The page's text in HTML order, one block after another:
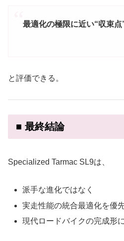
最適化の極限に近い“収束点
と評価できる。
■ 最終結論
Specialized Tarmac SL9は、
派手な進化ではなく
実走性能の統合最適化を優
現代ロードバイクの完成形